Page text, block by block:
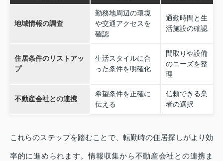
地域情報の調査
勤務地周辺の環境
や交通アクセスを
確認
通勤時間と生
活施設の確認
住居条件のリストアッ
プ
生活スタイルに合
った条件を明確化
間取りや設備
のニーズを整
理
不動産会社との連携
希望条件を正確に
伝える
信頼できる業
者の選択
これらのステップを踏むことで、転勤時の住居探しがより効
率的に進められます。情報収集から不動産会社との連携ま